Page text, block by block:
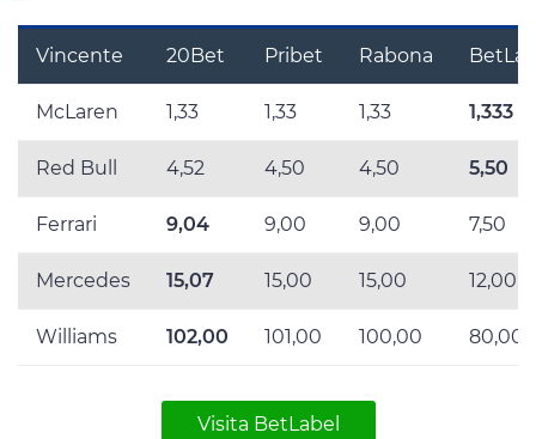
Vincente 20Bet Pribet Rabona
McLaren 1,33 1,33 1,33 1,333
Red Bull 4,52 4,50 4,50 5,50
Ferrari 9,04 9,00 9,00 7,50
Mercedes 15,07 15,00 15,00 12,00
Williams 102,00 101,00 100,00 80,00
Visita BetLabel